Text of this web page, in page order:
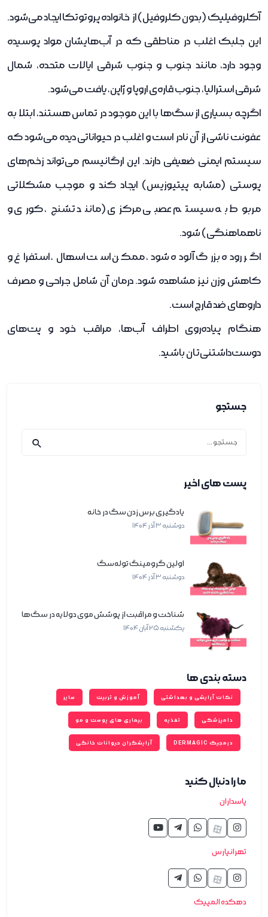
آکلروفیلیک (بدون کلروفیل) از خانواده پروتوتکا ایجاد می‌شود.
این جلبک اغلب در مناطقی که در آب‌هایشان مواد پوسیده
وجود دارد، مانند جنوب و جنوب شرقی ایالات متحده، شمال
شرقی استرالیا، جنوب قاره‌ی اروپا و ژاپن، یافت می‌شود.
اگرچه بسیاری از سگ‌ها با این موجود در تماس هستند، ابتلا به
عفونت ناشی از آن نادر است و اغلب در حیواناتی دیده می‌شود که
سیستم ایمنی ضعیفی دارند. این ارگانیسم می‌تواند زخم‌های
پوستی (مشابه پیتیوزیس) ایجاد کند و موجب مشکلاتی
مربوط به سیستم عصبی مرکزی (مانند تشنج، کوری و
ناهماهنگی) شود.
اگر روده بزرگ آلوده شود، ممکن است اسهال، استفراغ و
کاهش وزن نیز مشاهده شود. درمان آن شامل جراحی و مصرف
داروهای ضد قارچ است.
هنگام پیاده‌روی اطراف آب‌ها، مراقب خود و پت‌های
دوست‌داشتنی‌تان باشید.
جستجو
پست های اخیر
یادگیری برس زدن سگ در خانه
دوشنبه 3 آذر 1404
اولین گرومینگ توله‌سگ
دوشنبه 3 آذر 1404
شناخت و مراقبت از پوشش موی دولایه در سگ‌ها
یکشنبه 25 آبان 1404
دسته بندی ‌ها
نکات آرایشی و بهداشتی آموزش و تربیت سایر
دامپزشکی تغذیه بیماری های پوست و مو
درمجیک DERMAGIC آرایشگران حیوانات خانگی
ما را دنبال کنید
پاسداران
تهرانپارس
دهکده المپیک